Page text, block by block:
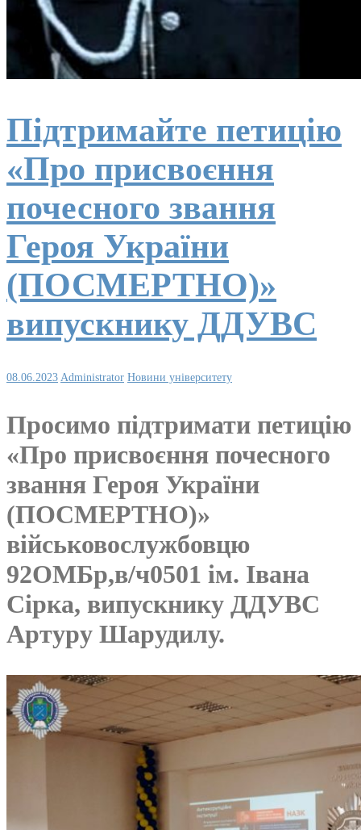
Підтримайте петицію
«Про присвоєння
почесного звання
Героя України
(ПОСМЕРТНО)»
випускнику ДДУВС
08.06.2023 Administrator Новини університету
Просимо підтримати петицію
«Про присвоєння почесного
звання Героя України
(ПОСМЕРТНО)»
військовослужбовцю
92ОМБр,в/ч0501 ім. Івана
Сірка, випускнику ДДУВС
Артуру Шарудилу.